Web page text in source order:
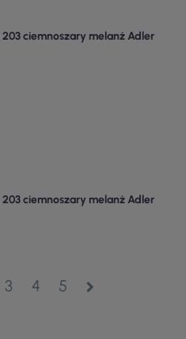
ciemnoszary melanż Adler
ciemnoszary melanż Adler
3 4 5 chevron_right